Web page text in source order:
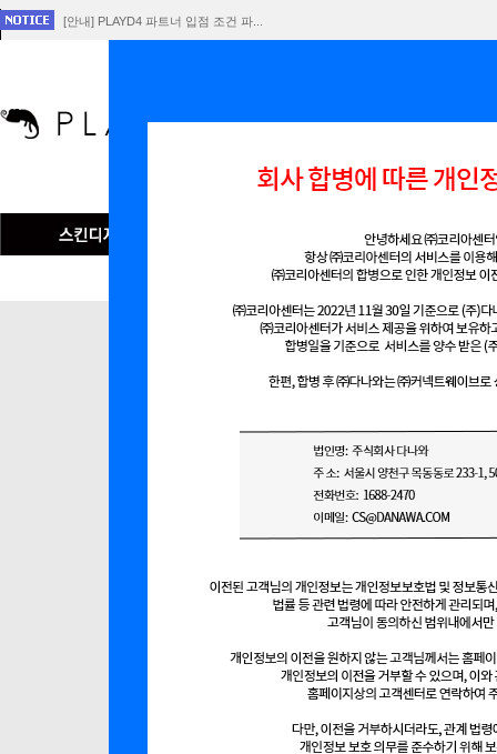
[안내] PLAYD4 파트너 입점 조건 파...
인기검색어 맞춤형